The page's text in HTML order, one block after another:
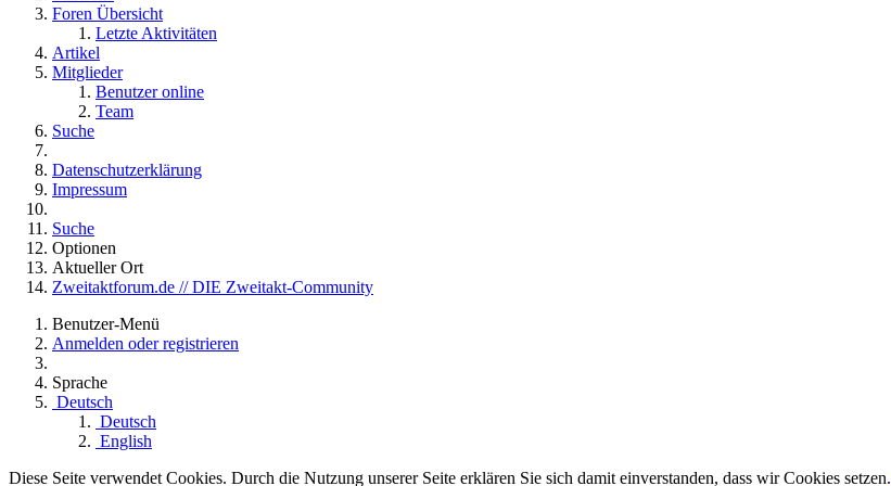
Foren Übersicht
Letzte Aktivitäten
Artikel
Mitglieder
Benutzer online
Team
Suche
Datenschutzerklärung
Impressum
Suche
Optionen
Aktueller Ort
Zweitaktforum.de // DIE Zweitakt-Community
Benutzer-Menü
Anmelden oder registrieren
Sprache
Deutsch
Deutsch
English
Diese Seite verwendet Cookies. Durch die Nutzung unserer Seite erklären Sie sich damit einverstanden, dass wir Cookies setzen.